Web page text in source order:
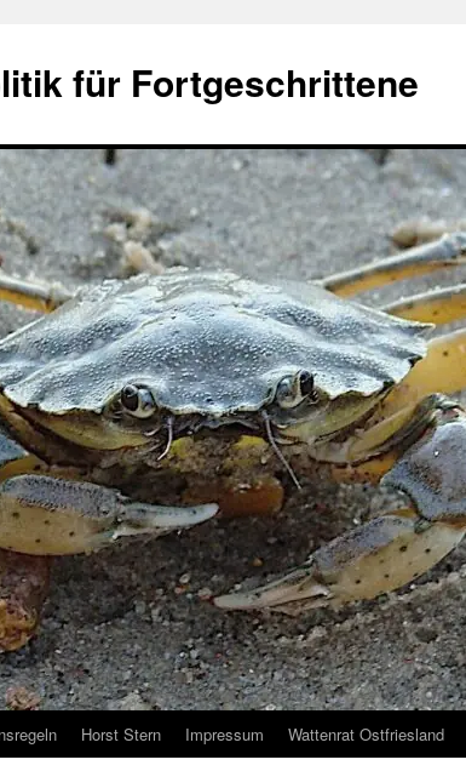
für Fortgeschrittene
Horst Stern Impressum Wattenrat Ostfriesland